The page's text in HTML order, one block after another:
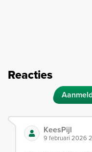
Reacties
KeesPijl
9 februari 2026